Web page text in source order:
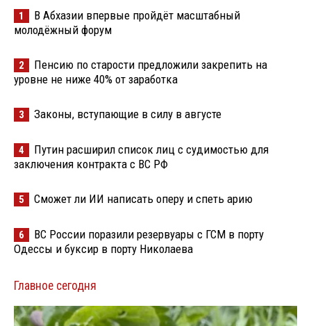
1
В Абхазии впервые пройдёт масштабный
молодёжный форум
2
Пенсию по старости предложили закрепить на
уровне не ниже 40% от заработка
3 Законы, вступающие в силу в августе
4
Путин расширил список лиц с судимостью для
заключения контракта с ВС РФ
5 Сможет ли ИИ написать оперу и спеть арию
6
ВС России поразили резервуары с ГСМ в порту
Одессы и буксир в порту Николаева
Главное сегодня